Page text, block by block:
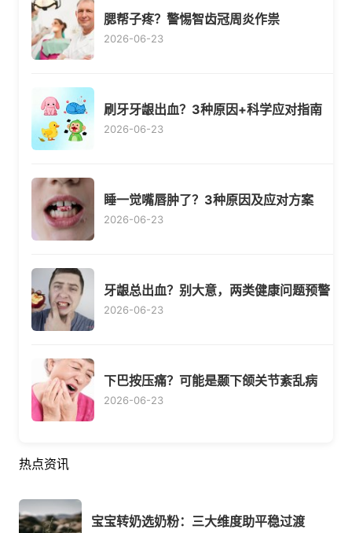
腮帮子疼？警惕智齿冠周炎作祟
2026-06-23
刷牙牙龈出血？3种原因+科学应对指南
2026-06-23
睡一觉嘴唇肿了？3种原因及应对方案
2026-06-23
牙龈总出血？别大意，两类健康问题预警
2026-06-23
下巴按压痛？可能是颞下颌关节紊乱病
2026-06-23
热点资讯
宝宝转奶选奶粉：三大维度助平稳过渡